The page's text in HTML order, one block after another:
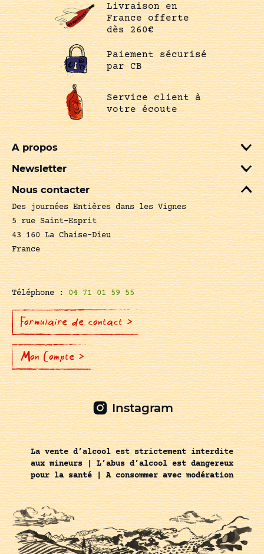
Livraison en
France offerte
dès 260€
Paiement sécurisé
par CB
Service client à
votre écoute
A propos
Newsletter
Nous contacter
Des journées Entières dans les Vignes
5 rue Saint-Esprit
43 160 La Chaise-Dieu
France
Téléphone :04 71 01 59 55
Formulaire de contact >
Mon Compte >
Instagram
La vente d’alcool est strictement interdite
aux mineurs | L’abus d’alcool est dangereux
pour la santé | A consommer avec modération